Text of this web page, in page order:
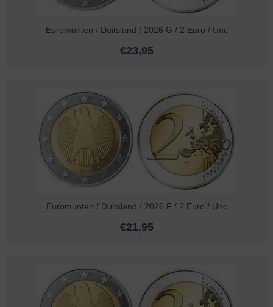
Euromunten / Duitsland / 2026 G / 2 Euro / Unc
€23,95
Euromunten / Duitsland / 2026 F / 2 Euro / Unc
€21,95